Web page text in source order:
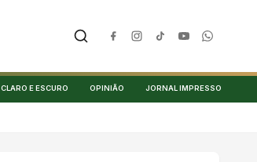
CLARO E ESCURO OPINIÃO JORNAL IMPRESSO